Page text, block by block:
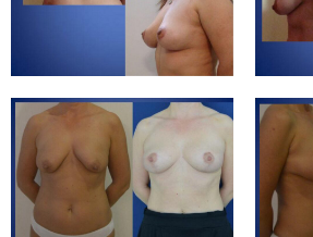
Patients review Jane